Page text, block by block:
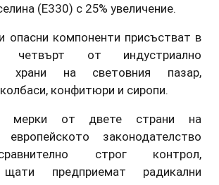
(E330) с 25% увеличение.
опасни компоненти присъстват в
от индустриално
храни на световния пазар,
конфитюри и сиропи.
мерки от двете страни на
законодателство
строг контрол,
щати предприемат радикални